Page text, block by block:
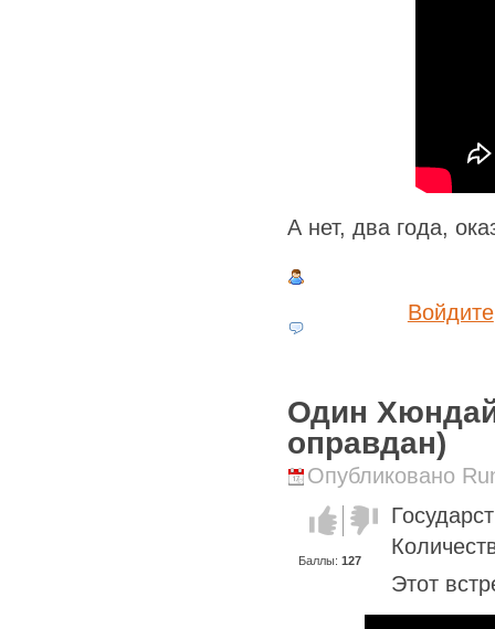
А нет, два года,
Войдите
Один
оправдан)
Опубликовано
Голос за!Голос
против!
Баллы: 127
Этот